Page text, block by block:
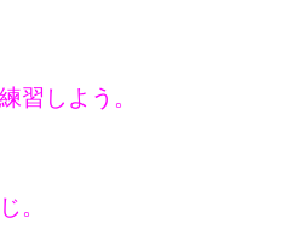
習しよう。
。